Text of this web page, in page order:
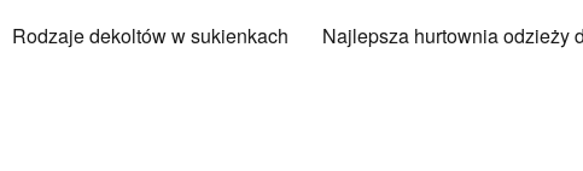
Rodzaje dekoltów w sukienkach
Najlepsza hurtownia odzieży